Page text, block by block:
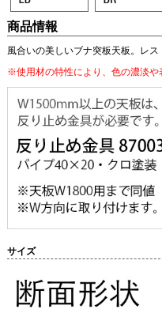
商品情報
風合いの美しいブナ突板天板。レス
※使用材の特性により、色の濃淡や
サイズ